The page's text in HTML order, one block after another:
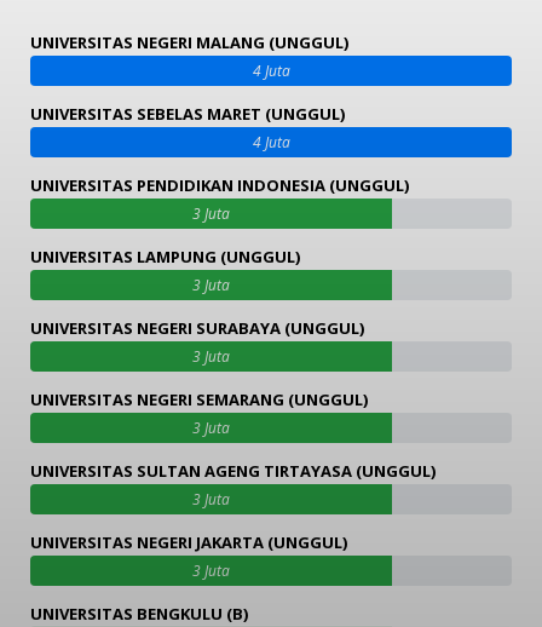
UNIVERSITAS NEGERI MALANG (UNGGUL)
4 Juta
UNIVERSITAS SEBELAS MARET (UNGGUL)
4 Juta
UNIVERSITAS PENDIDIKAN INDONESIA (UNGGUL)
3 Juta
UNIVERSITAS LAMPUNG (UNGGUL)
3 Juta
UNIVERSITAS NEGERI SURABAYA (UNGGUL)
3 Juta
UNIVERSITAS NEGERI SEMARANG (UNGGUL)
3 Juta
UNIVERSITAS SULTAN AGENG TIRTAYASA (UNGGUL)
3 Juta
UNIVERSITAS NEGERI JAKARTA (UNGGUL)
3 Juta
UNIVERSITAS BENGKULU (B)